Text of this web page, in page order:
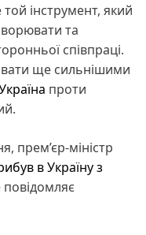
інструмент, який
та
співпраці.
ще сильнішими
проти
прем’єр-міністр
в Україну з